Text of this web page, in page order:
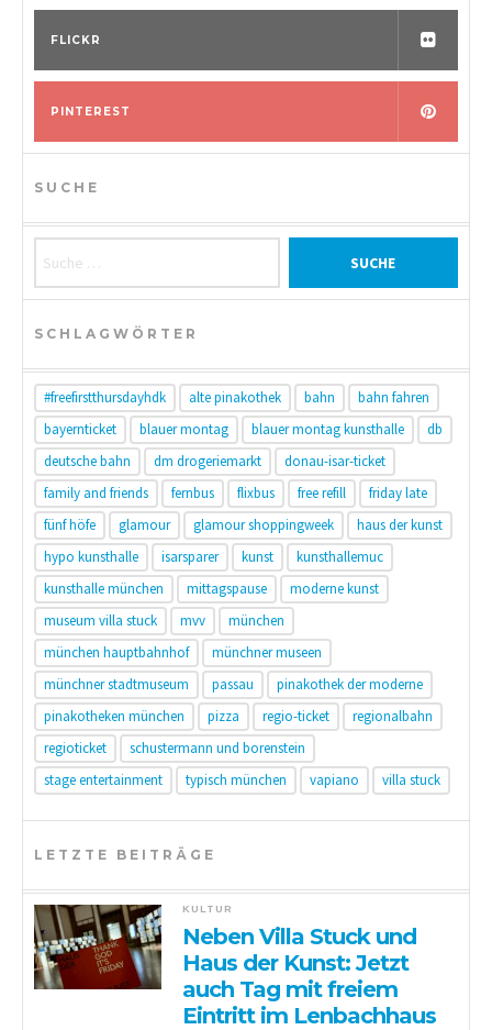
FLICKR
PINTEREST
SUCHE
SCHLAGWÖRTER
#freefirstthursdayhdk alte pinakothek bahn
bahn fahren
bayernticket
blauer montag blauer montag kunsthalle
db
deutsche bahn
dm drogeriemarkt
donau-isar-ticket
family and friends
fernbus flixbus free refill
friday late
fünf höfe
glamour glamour shoppingweek
haus der kunst
hypo kunsthalle
isarsparer kunst
kunsthallemuc
kunsthalle münchen
mittagspause
moderne kunst
museum villa stuck
mvv
münchen
münchen hauptbahnhof
münchner museen
münchner stadtmuseum
passau
pinakothek der moderne
pinakotheken münchen
pizza regio-ticket
regionalbahn
regioticket
schustermann und borenstein
stage entertainment
typisch münchen vapiano villa stuck
LETZTE BEITRÄGE
KULTUR
Neben Villa Stuck und
Haus der Kunst: Jetzt
auch Tag mit freiem
Eintritt im Lenbachhaus